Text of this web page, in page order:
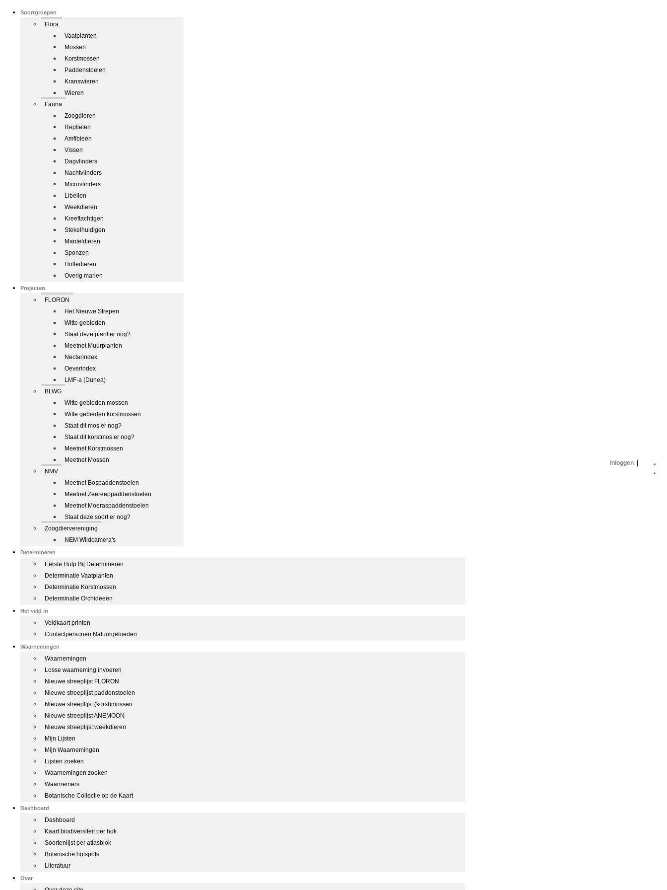
Soortgroepen
Flora
Vaatplanten
Mossen
Korstmossen
Paddenstoelen
Kranswieren
Wieren
Fauna
Zoogdieren
Reptielen
Amfibieën
Vissen
Dagvlinders
Nachtvlinders
Microvlinders
Libellen
Weekdieren
Kreeftachtigen
Stekelhuidigen
Manteldieren
Sponzen
Holtedieren
Overig marien
Projecten
FLORON
Het Nieuwe Strepen
Witte gebieden
Staat deze plant er nog?
Meetnet Muurplanten
Nectarindex
Oeverindex
LMF-a (Dunea)
BLWG
Witte gebieden mossen
Witte gebieden korstmossen
Staat dit mos er nog?
Staat dit korstmos er nog?
Meetnet Korstmossen
Meetnet Mossen
NMV
Meetnet Bospaddenstoelen
Meetnet Zeereeppaddenstoelen
Meetnet Moeraspaddenstoelen
Staat deze soort er nog?
Zoogdiervereniging
NEM Wildcamera's
Determineren
Eerste Hulp Bij Determineren
Determinatie Vaatplanten
Determinatie Korstmossen
Determinatie Orchideeën
Het veld in
Veldkaart printen
Contactpersonen Natuurgebieden
Waarnemingen
Waarnemingen
Losse waarneming invoeren
Nieuwe streeplijst FLORON
Nieuwe streeplijst paddenstoelen
Nieuwe streeplijst (korst)mossen
Nieuwe streeplijst ANEMOON
Nieuwe streeplijst weekdieren
Mijn Lijsten
Mijn Waarnemingen
Lijsten zoeken
Waarnemingen zoeken
Waarnemers
Botanische Collectie op de Kaart
Dashboard
Dashboard
Kaart biodiversiteit per hok
Soortenlijst per atlasblok
Botanische hotspots
Literatuur
Over
Inloggen